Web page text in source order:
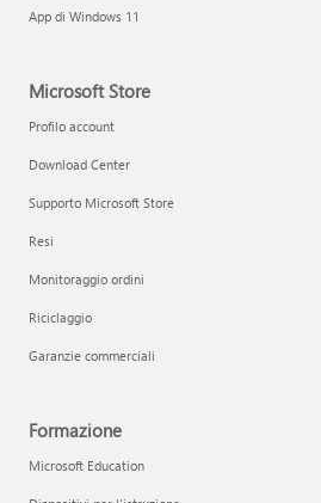
App di Windows 11
Microsoft Store
Profilo account
Download Center
Supporto Microsoft Store
Resi
Monitoraggio ordini
Riciclaggio
Garanzie commerciali
Formazione
Microsoft Education